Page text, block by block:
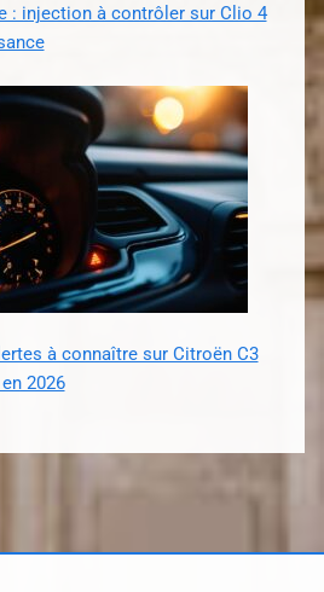
: injection à contrôler sur Clio 4
à connaître sur Citroën C3
2026